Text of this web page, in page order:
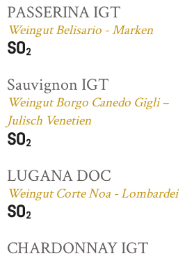
PASSERINA IGT
Weingut Belisario - Marken
Sauvignon IGT
Weingut Borgo Canedo Gigli –
Julisch Venetien
LUGANA DOC
Weingut Corte Noa - Lombardei
CHARDONNAY IGT